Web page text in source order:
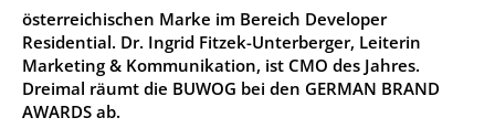
österreichischen Marke im Bereich Developer
Residential. Dr. Ingrid Fitzek-Unterberger, Leiterin
Marketing & Kommunikation, ist CMO des Jahres.
Dreimal räumt die BUWOG bei den GERMAN BRAND
AWARDS ab.